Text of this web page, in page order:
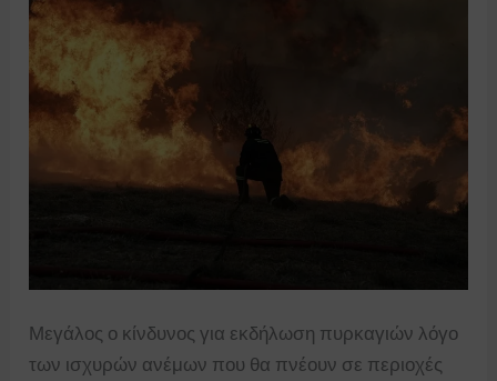
Μεγάλος ο κίνδυνος για εκδήλωση πυρκαγιών λόγο
των ισχυρών ανέμων που θα πνέουν σε περιοχές